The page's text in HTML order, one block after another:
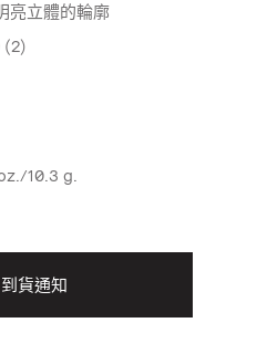
亮立體的輪廓
(2)
10.3 g.
到貨通知